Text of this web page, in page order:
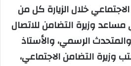
خلال الزيارة كل من
وزيرة التضامن للاتصال
الرسمي، والأستاذ
التضامن الاجتماعي،